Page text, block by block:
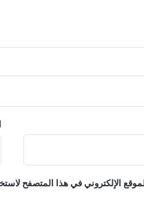
الإلكتروني في هذا المتصفح